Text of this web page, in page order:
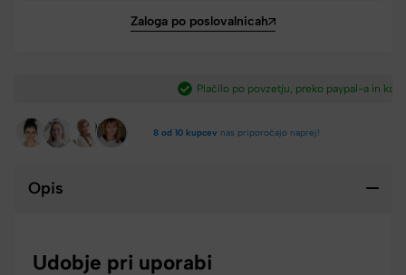
Zaloga po poslovalnicah
Plačilo po povzetju, preko paypal-a in kartic.​
8 od 10 kupcev nas priporočajo naprej!
Opis
Udobje pri uporabi